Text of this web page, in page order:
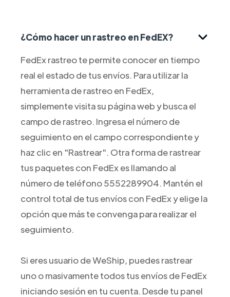
¿Cómo hacer un rastreo en FedEX?
FedEx rastreo te permite conocer en tiempo
real el estado de tus envíos. Para utilizar la
herramienta de rastreo en FedEx,
simplemente visita su página web y busca el
campo de rastreo. Ingresa el número de
seguimiento en el campo correspondiente y
haz clic en "Rastrear". Otra forma de rastrear
tus paquetes con FedEx es llamando al
número de teléfono 5552289904. Mantén el
control total de tus envíos con FedEx y elige la
opción que más te convenga para realizar el
seguimiento.
Si eres usuario de WeShip, puedes rastrear
uno o masivamente todos tus envíos de FedEx
iniciando sesión en tu cuenta. Desde tu panel